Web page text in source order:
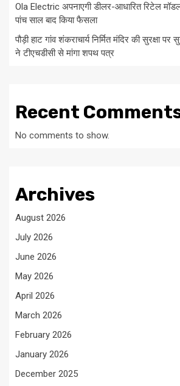
Ola Electric अपनाएगी डीलर-आधारित रिटेल
पांच साल बाद किया फैसला
पौड़ी हाट गांव शंकराचार्य निर्मित मंदिर की सुरक्षा पर
ने टीएचडीसी से मांगा शपथ पत्र
Recent
No comments to show.
Archives
August 2026
July 2026
June 2026
May 2026
April 2026
March 2026
February 2026
January 2026
December 2025